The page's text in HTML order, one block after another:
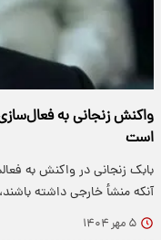
واکنش زنجانی به
است
بابک زنجانی در واکنش به
آنکه منشأ خارجی داشته
۵ مهر ۱۴۰۴